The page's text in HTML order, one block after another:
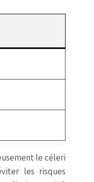
le céleri
les risques